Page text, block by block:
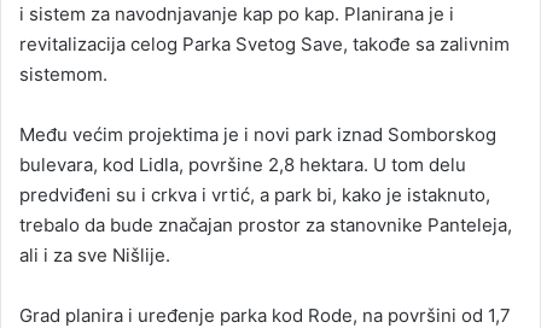
i sistem za navodnjavanje kap po kap. Planirana je i
revitalizacija celog Parka Svetog Save, takođe sa zalivnim
sistemom.
Među većim projektima je i novi park iznad Somborskog
bulevara, kod Lidla, površine 2,8 hektara. U tom delu
predviđeni su i crkva i vrtić, a park bi, kako je istaknuto,
trebalo da bude značajan prostor za stanovnike Panteleja,
ali i za sve Nišlije.
Grad planira i uređenje parka kod Rode, na površini od 1,7